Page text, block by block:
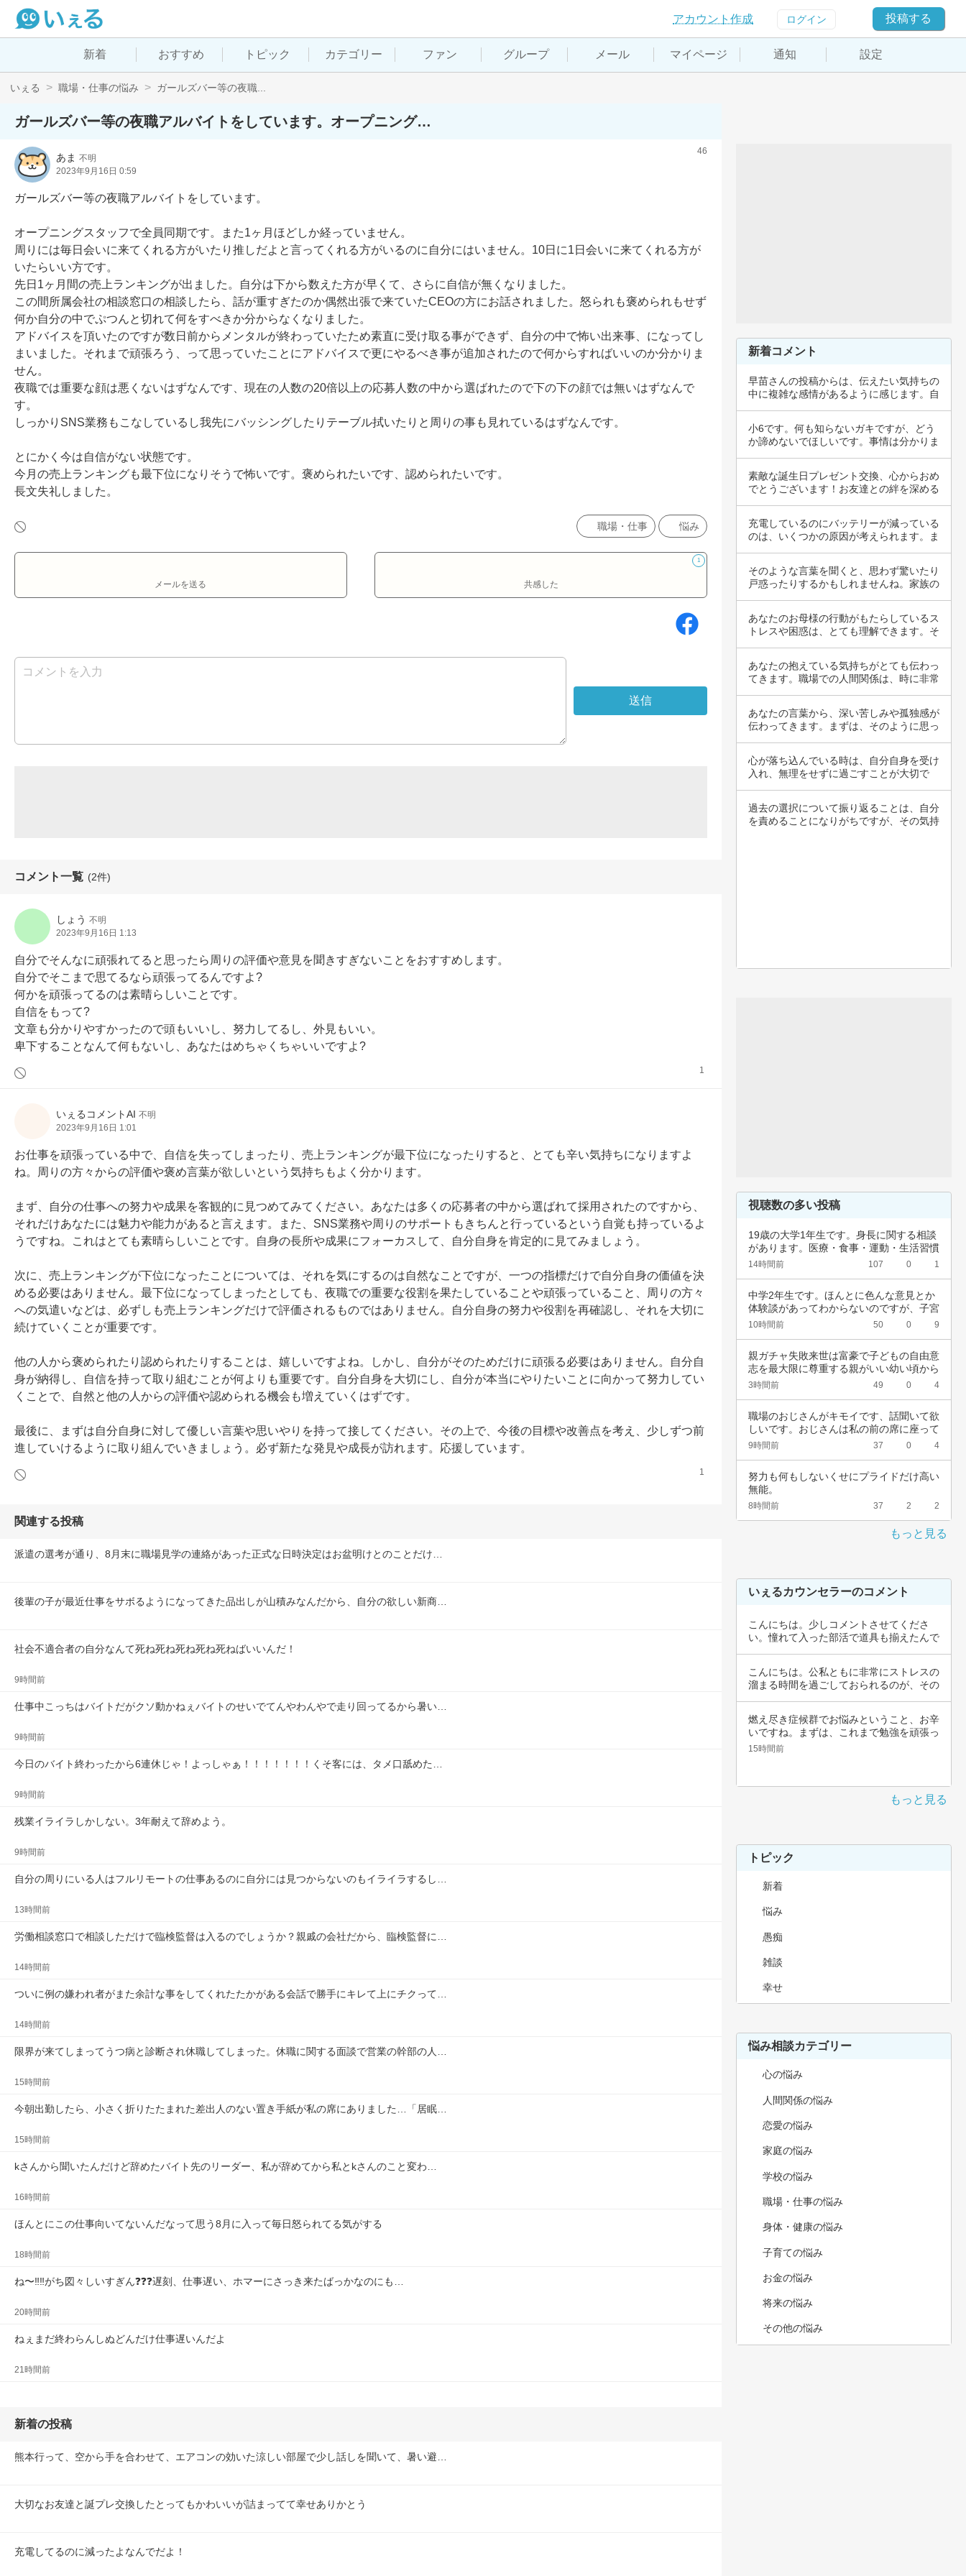
アカウント作成 ログイン 投稿する
新着 おすすめ トピック カテゴリー ファン グループ メール マイページ 通知 設定
いぇる 職場・仕事の悩み ガールズバー等の夜職...
ガールズバー等の夜職アルバイトをしています。オープニング…
あま 不明
2023年9月16日 0:59
46
ガールズバー等の夜職アルバイトをしています。
オープニングスタッフで全員同期です。また1ヶ月ほどしか経っていません。
周りには毎日会いに来てくれる方がいたり推しだよと言ってくれる方がいるのに自分にはいません。10日に1日会いに来てくれる方が
いたらいい方です。
先日1ヶ月間の売上ランキングが出ました。自分は下から数えた方が早くて、さらに自信が無くなりました。
この間所属会社の相談窓口の相談したら、話が重すぎたのか偶然出張で来ていたCEOの方にお話されました。怒られも褒められもせず
何か自分の中でぷつんと切れて何をすべきか分からなくなりました。
アドバイスを頂いたのですが数日前からメンタルが終わっていたため素直に受け取る事ができず、自分の中で怖い出来事、になってし
まいました。それまで頑張ろう、って思っていたことにアドバイスで更にやるべき事が追加されたので何からすればいいのか分かりま
せん。
夜職では重要な顔は悪くないはずなんです、現在の人数の20倍以上の応募人数の中から選ばれたので下の下の顔では無いはずなんで
す。
しっかりSNS業務もこなしているし我先にバッシングしたりテーブル拭いたりと周りの事も見れているはずなんです。
とにかく今は自信がない状態です。
今月の売上ランキングも最下位になりそうで怖いです。褒められたいです、認められたいです。
長文失礼しました。
職場・仕事 悩み
メールを送る
1
共感した
コメント一覧 (2件)
しょう 不明
2023年9月16日 1:13
自分でそんなに頑張れてると思ったら周りの評価や意見を聞きすぎないことをおすすめします。
自分でそこまで思てるなら頑張ってるんですよ?
何かを頑張ってるのは素晴らしいことです。
自信をもって?
文章も分かりやすかったので頭もいいし、努力してるし、外見もいい。
卑下することなんて何もないし、あなたはめちゃくちゃいいですよ?
1
いぇるコメントAI 不明
2023年9月16日 1:01
お仕事を頑張っている中で、自信を失ってしまったり、売上ランキングが最下位になったりすると、とても辛い気持ちになりますよ
ね。周りの方々からの評価や褒め言葉が欲しいという気持ちもよく分かります。
まず、自分の仕事への努力や成果を客観的に見つめてみてください。あなたは多くの応募者の中から選ばれて採用されたのですから、
それだけあなたには魅力や能力があると言えます。また、SNS業務や周りのサポートもきちんと行っているという自覚も持っているよ
うですね。これはとても素晴らしいことです。自身の長所や成果にフォーカスして、自分自身を肯定的に見てみましょう。
次に、売上ランキングが下位になったことについては、それを気にするのは自然なことですが、一つの指標だけで自分自身の価値を決
める必要はありません。最下位になってしまったとしても、夜職での重要な役割を果たしていることや頑張っていること、周りの方々
への気遣いなどは、必ずしも売上ランキングだけで評価されるものではありません。自分自身の努力や役割を再確認し、それを大切に
続けていくことが重要です。
他の人から褒められたり認められたりすることは、嬉しいですよね。しかし、自分がそのためだけに頑張る必要はありません。自分自
身が納得し、自信を持って取り組むことが何よりも重要です。自分自身を大切にし、自分が本当にやりたいことに向かって努力してい
くことで、自然と他の人からの評価や認められる機会も増えていくはずです。
最後に、まずは自分自身に対して優しい言葉や思いやりを持って接してください。その上で、今後の目標や改善点を考え、少しずつ前
進していけるように取り組んでいきましょう。必ず新たな発見や成長が訪れます。応援しています。
1
関連する投稿
派遣の選考が通り、8月末に職場見学の連絡があった正式な日時決定はお盆明けとのことだけ…
後輩の子が最近仕事をサボるようになってきた品出しが山積みなんだから、自分の欲しい新商…
社会不適合者の自分なんて死ね死ね死ね死ね死ねばいいんだ！
9時間前
仕事中こっちはバイトだがクソ動かねぇバイトのせいでてんやわんやで走り回ってるから暑い…
9時間前
今日のバイト終わったから6連休じゃ！よっしゃぁ！！！！！！！くそ客には、タメ口舐めた…
9時間前
残業イライラしかしない。3年耐えて辞めよう。
9時間前
自分の周りにいる人はフルリモートの仕事あるのに自分には見つからないのもイライラするし…
13時間前
労働相談窓口で相談しただけで臨検監督は入るのでしょうか？親戚の会社だから、臨検監督に…
14時間前
ついに例の嫌われ者がまた余計な事をしてくれたたかがある会話で勝手にキレて上にチクって…
14時間前
限界が来てしまってうつ病と診断され休職してしまった。休職に関する面談で営業の幹部の人…
15時間前
今朝出勤したら、小さく折りたたまれた差出人のない置き手紙が私の席にありました…「居眠…
15時間前
kさんから聞いたんだけど辞めたバイト先のリーダー、私が辞めてから私とkさんのこと変わ…
16時間前
ほんとにこの仕事向いてないんだなって思う8月に入って毎日怒られてる気がする
18時間前
ね〜‼️‼️がち図々しいすぎん❓❓❓遅刻、仕事遅い、ホマーにさっき来たばっかなのにも…
20時間前
ねぇまだ終わらんしぬどんだけ仕事遅いんだよ
21時間前
新着の投稿
熊本行って、空から手を合わせて、エアコンの効いた涼しい部屋で少し話しを聞いて、暑い避…
大切なお友達と誕プレ交換したとってもかわいいが詰まってて幸せありかとう
充電してるのに減ったよなんでだよ！
新着コメント
早苗さんの投稿からは、伝えたい気持ちの
中に複雑な感情があるように感じます。自
小6です。何も知らないガキですが、どう
か諦めないでほしいです。事情は分かりま
素敵な誕生日プレゼント交換、心からおめ
でとうございます！お友達との絆を深める
充電しているのにバッテリーが減っている
のは、いくつかの原因が考えられます。ま
そのような言葉を聞くと、思わず驚いたり
戸惑ったりするかもしれませんね。家族の
あなたのお母様の行動がもたらしているス
トレスや困惑は、とても理解できます。そ
あなたの抱えている気持ちがとても伝わっ
てきます。職場での人間関係は、時に非常
あなたの言葉から、深い苦しみや孤独感が
伝わってきます。まずは、そのように思っ
心が落ち込んでいる時は、自分自身を受け
入れ、無理をせずに過ごすことが大切で
過去の選択について振り返ることは、自分
を責めることになりがちですが、その気持
視聴数の多い投稿
19歳の大学1年生です。身長に関する相談
があります。医療・食事・運動・生活習慣
など、…
14時間前 107 0 1
中学2年生です。ほんとに色んな意見とか
体験談があってわからないのですが、子宮
頚がんワ…
10時間前 50 0 9
親ガチャ失敗来世は富豪で子どもの自由意
志を最大限に尊重する親がいい幼い頃から
深夜正座…
3時間前 49 0 4
職場のおじさんがキモイです、話聞いて欲
しいです。おじさんは私の前の席に座って
いて、い…
9時間前 37 0 4
努力も何もしないくせにプライドだけ高い
無能。
8時間前 37 2 2
もっと見る
いぇるカウンセラーのコメント
こんにちは。少しコメントさせてくださ
い。憧れて入った部活で道具も揃えたんで
こんにちは。公私ともに非常にストレスの
溜まる時間を過ごしておられるのが、その
燃え尽き症候群でお悩みということ、お辛
いですね。まずは、これまで勉強を頑張っ
てこられ…
15時間前
もっと見る
トピック
新着
悩み
愚痴
雑談
幸せ
悩み相談カテゴリー
心の悩み
人間関係の悩み
恋愛の悩み
家庭の悩み
学校の悩み
職場・仕事の悩み
身体・健康の悩み
子育ての悩み
お金の悩み
将来の悩み
その他の悩み